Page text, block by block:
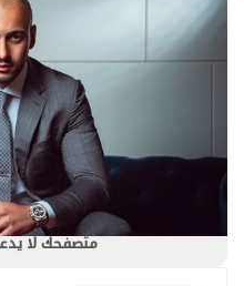
متصفحك لا